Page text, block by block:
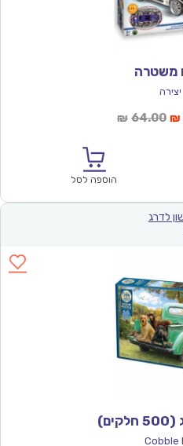
משטרה
יצירה
₪ 64.00 ₪
הוספה לסל
לדרג
Cobble